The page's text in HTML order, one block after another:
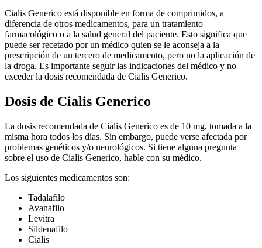
Cialis Generico está disponible en forma de comprimidos, a
diferencia de otros medicamentos, para un tratamiento
farmacológico o a la salud general del paciente. Esto significa que
puede ser recetado por un médico quien se le aconseja a la
prescripción de un tercero de medicamento, pero no la aplicación de
la droga. Es importante seguir las indicaciones del médico y no
exceder la dosis recomendada de Cialis Generico.
Dosis de Cialis Generico
La dosis recomendada de Cialis Generico es de 10 mg, tomada a la
misma hora todos los días. Sin embargo, puede verse afectada por
problemas genéticos y/o neurológicos. Si tiene alguna pregunta
sobre el uso de Cialis Generico, hable con su médico.
Los siguientes medicamentos son:
Tadalafilo
Avanafilo
Levitra
Sildenafilo
Cialis